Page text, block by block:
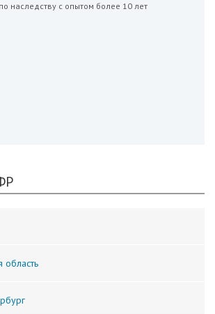
наследству с опытом более 10 лет
область